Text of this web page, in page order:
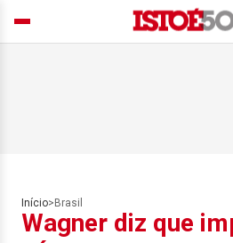
Início> Brasil
Wagner diz que